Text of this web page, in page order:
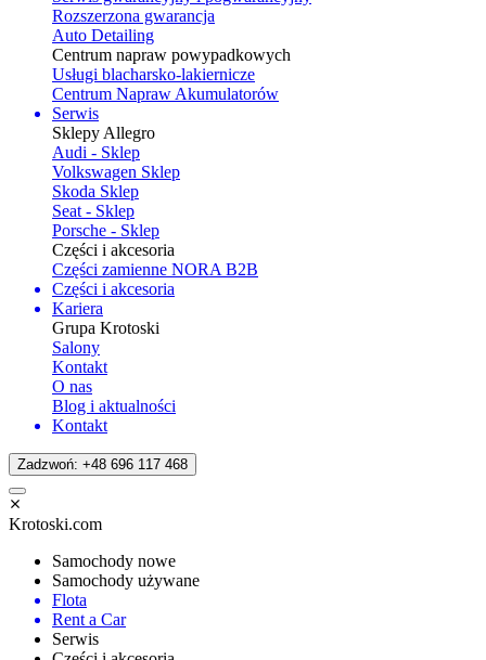
Rozszerzona gwarancja
Auto Detailing
Centrum napraw powypadkowych
Usługi blacharsko-lakiernicze
Centrum Napraw Akumulatorów
Serwis
Sklepy Allegro
Audi - Sklep
Volkswagen Sklep
Skoda Sklep
Seat - Sklep
Porsche - Sklep
Części i akcesoria
Części zamienne NORA B2B
Części i akcesoria
Kariera
Grupa Krotoski
Salony
Kontakt
O nas
Blog i aktualności
Kontakt
Zadzwoń: +48 696 117 468
Krotoski.com
Samochody nowe
Samochody używane
Flota
Rent a Car
Serwis